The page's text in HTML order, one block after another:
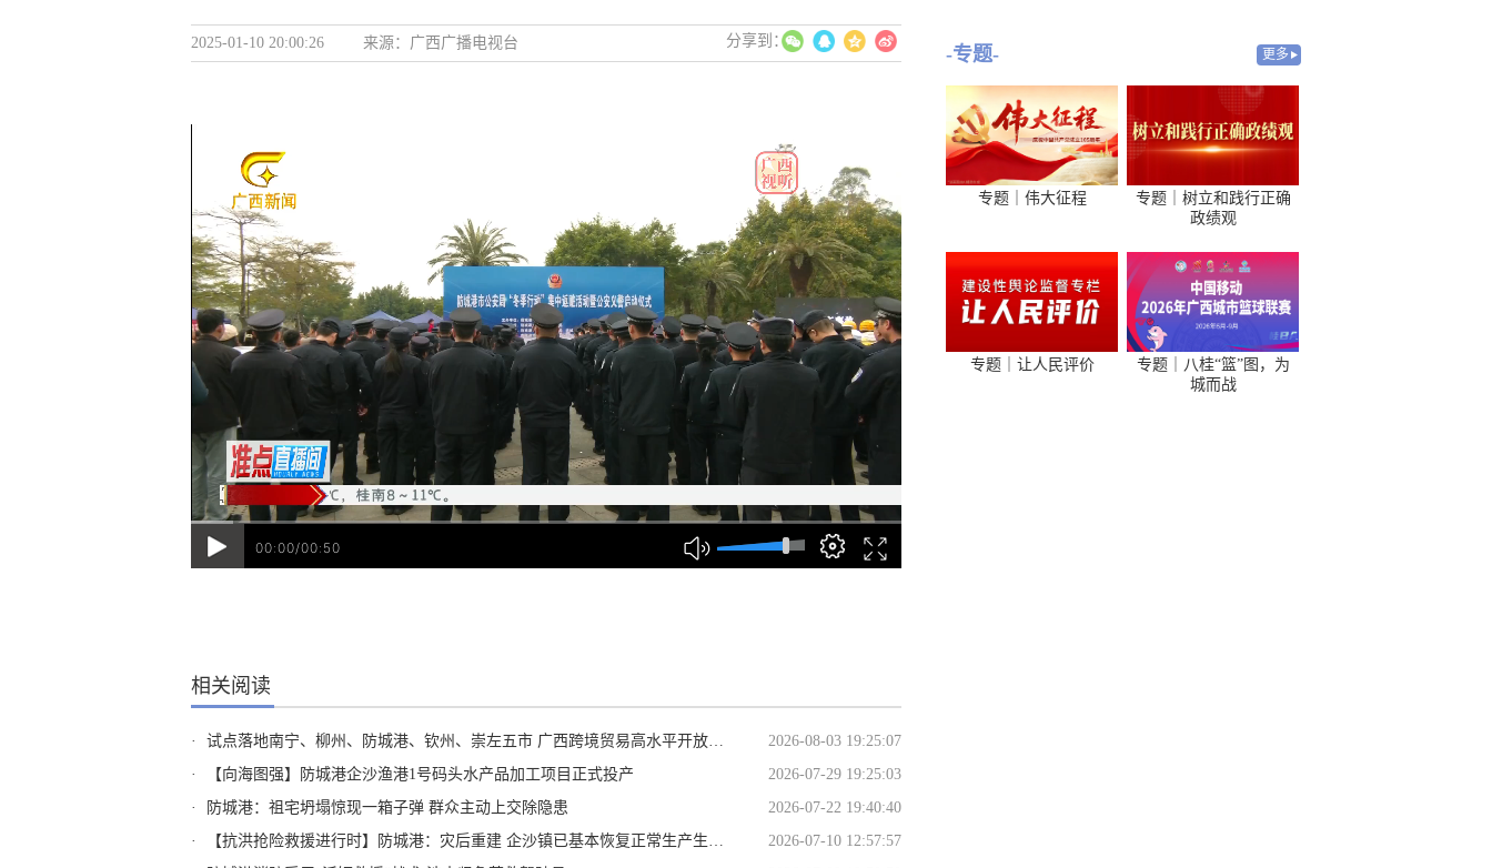
2025-01-10 20:00:26 来源： 广西广播电视台
00:00/00:50
相关阅读
· 试点落地南宁、柳州、防城港、钦州、崇左五市 广西跨境贸易高水平开放试点8月1日起实施
2026-08-03 19:25:07
·
【向海图强】防城港企沙渔港1号码头水产品加工项目正式投产
2026-07-29 19:25:03
·
防城港：祖宅坍塌惊现一箱子弹 群众主动上交除隐患
2026-07-22 19:40:40
·
【抗洪抢险救援进行时】防城港：灾后重建 企沙镇已基本恢复正常生产生活秩序
2026-07-10 12:57:57
-专题- 更多
专题｜伟大征程
专题｜树立和践行正确
政绩观
专题｜让人民评价
专题｜八桂“篮”图，为
城而战